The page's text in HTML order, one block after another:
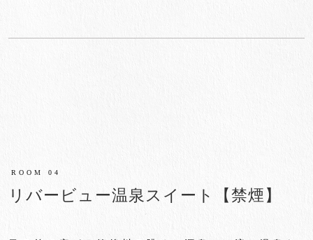
ROOM 04
リバービュー温泉スイート【禁煙】